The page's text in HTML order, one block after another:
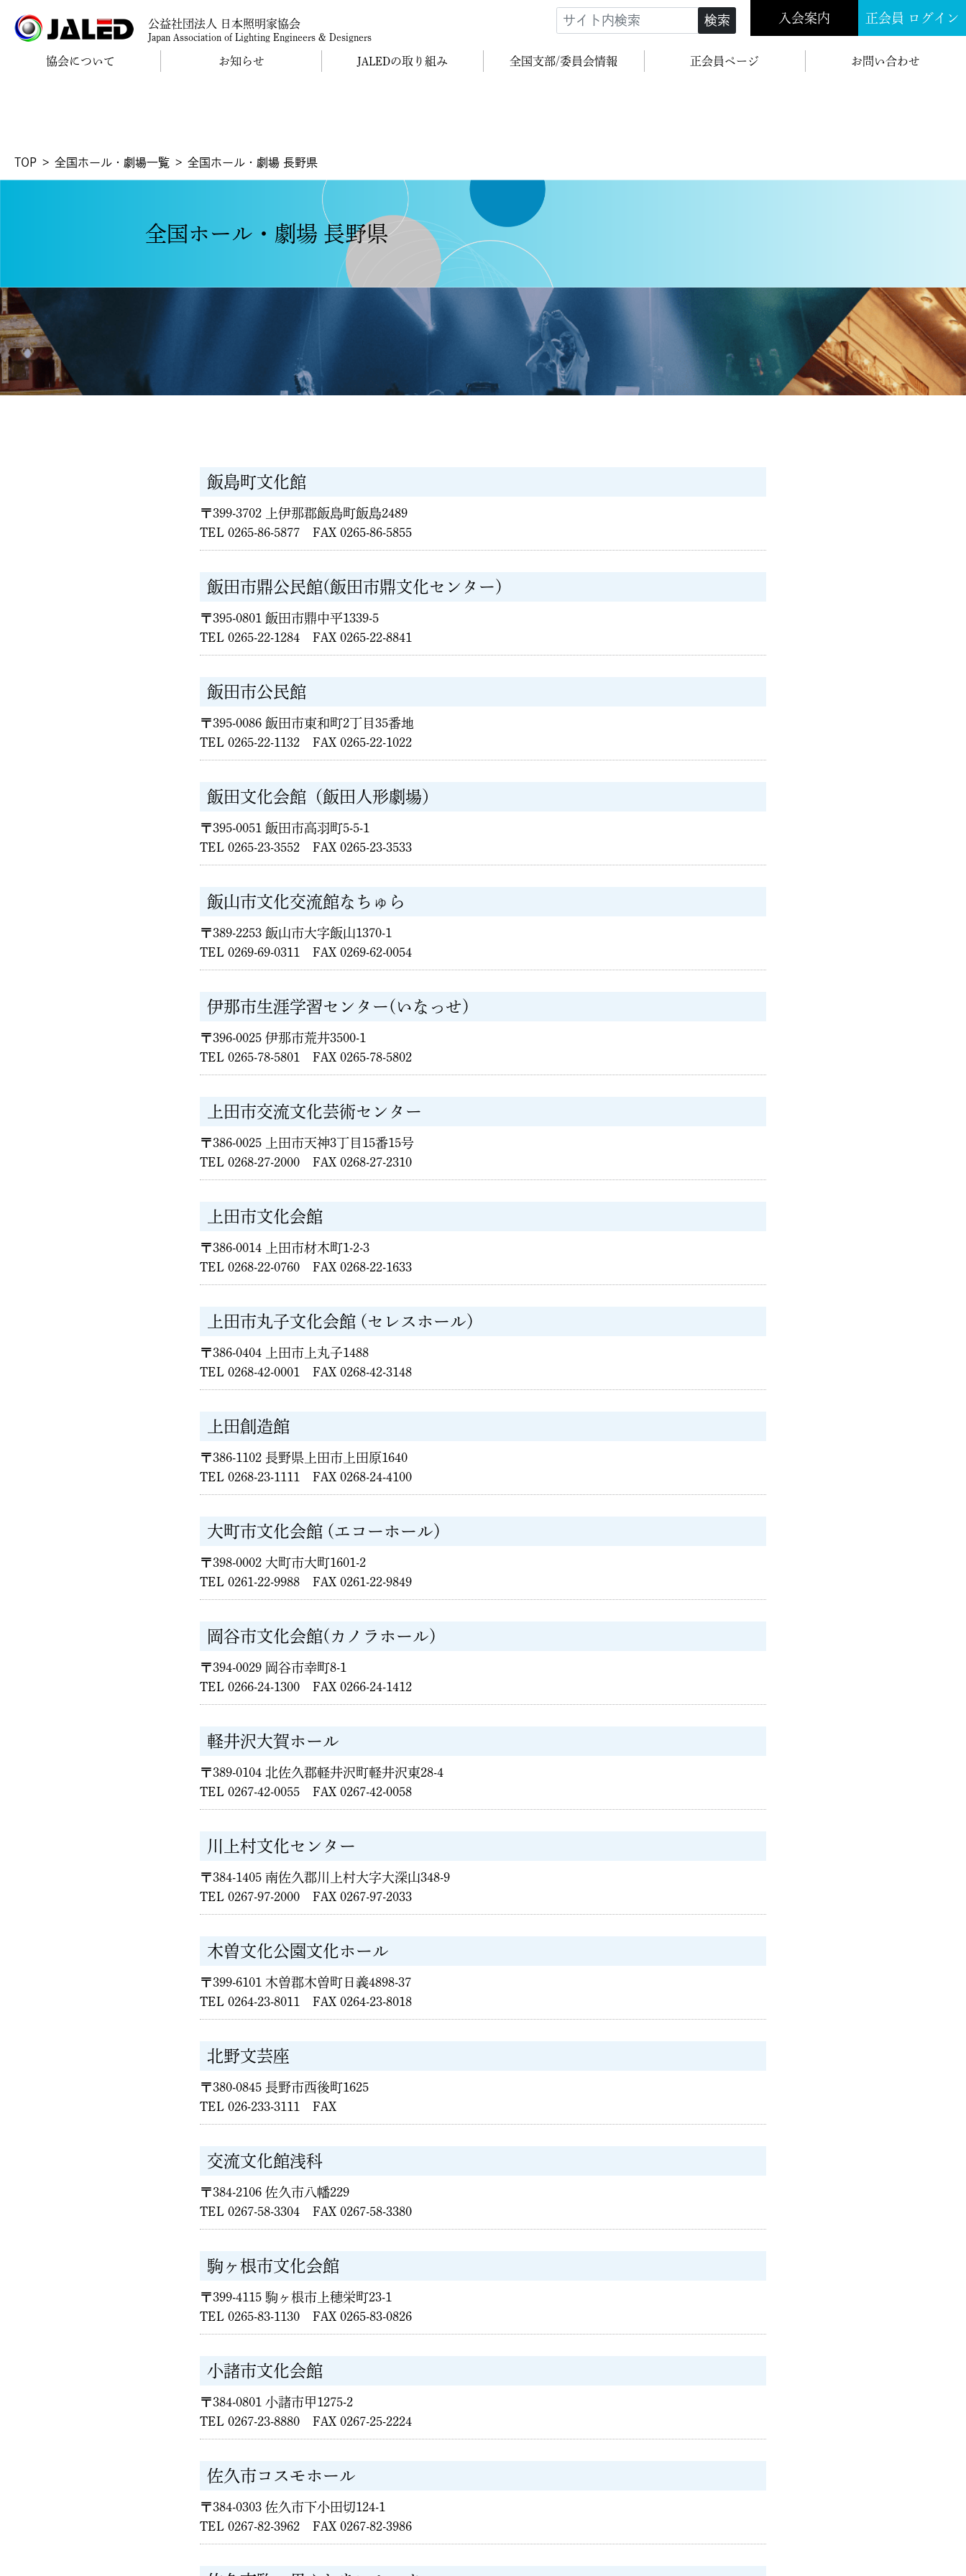
公益社団法人 日本照明家協会
Japan Association of Lighting Engineers & Designers
検索 入会案内 正会員 ログイン
協会について お知らせ JALEDの取り組み 全国支部/委員会情報 正会員ページ お問い合わせ
TOP 全国ホール・劇場一覧 全国ホール・劇場 長野県
全国ホール・劇場 長野県
飯島町文化館
〒399-3702 上伊那郡飯島町飯島2489
TEL 0265-86-5877 FAX 0265-86-5855
飯田市鼎公民館(飯田市鼎文化センター)
〒395-0801 飯田市鼎中平1339-5
TEL 0265-22-1284 FAX 0265-22-8841
飯田市公民館
〒395-0086 飯田市東和町2丁目35番地
TEL 0265-22-1132 FAX 0265-22-1022
飯田文化会館（飯田人形劇場）
〒395-0051 飯田市高羽町5-5-1
TEL 0265-23-3552 FAX 0265-23-3533
飯山市文化交流館なちゅら
〒389-2253 飯山市大字飯山1370-1
TEL 0269-69-0311 FAX 0269-62-0054
伊那市生涯学習センター(いなっせ)
〒396-0025 伊那市荒井3500-1
TEL 0265-78-5801 FAX 0265-78-5802
上田市交流文化芸術センター
〒386-0025 上田市天神3丁目15番15号
TEL 0268-27-2000 FAX 0268-27-2310
上田市文化会館
〒386-0014 上田市材木町1-2-3
TEL 0268-22-0760 FAX 0268-22-1633
上田市丸子文化会館 (セレスホール)
〒386-0404 上田市上丸子1488
TEL 0268-42-0001 FAX 0268-42-3148
上田創造館
〒386-1102 長野県上田市上田原1640
TEL 0268-23-1111 FAX 0268-24-4100
大町市文化会館 (エコーホール)
〒398-0002 大町市大町1601-2
TEL 0261-22-9988 FAX 0261-22-9849
岡谷市文化会館(カノラホール)
〒394-0029 岡谷市幸町8-1
TEL 0266-24-1300 FAX 0266-24-1412
軽井沢大賀ホール
〒389-0104 北佐久郡軽井沢町軽井沢東28-4
TEL 0267-42-0055 FAX 0267-42-0058
川上村文化センター
〒384-1405 南佐久郡川上村大字大深山348-9
TEL 0267-97-2000 FAX 0267-97-2033
木曽文化公園文化ホール
〒399-6101 木曽郡木曽町日義4898-37
TEL 0264-23-8011 FAX 0264-23-8018
北野文芸座
〒380-0845 長野市西後町1625
TEL 026-233-3111 FAX
交流文化館浅科
〒384-2106 佐久市八幡229
TEL 0267-58-3304 FAX 0267-58-3380
駒ヶ根市文化会館
〒399-4115 駒ヶ根市上穂栄町23-1
TEL 0265-83-1130 FAX 0265-83-0826
小諸市文化会館
〒384-0801 小諸市甲1275-2
TEL 0267-23-8880 FAX 0267-25-2224
佐久市コスモホール
〒384-0303 佐久市下小田切124-1
TEL 0267-82-3962 FAX 0267-82-3986